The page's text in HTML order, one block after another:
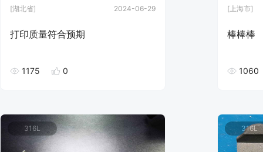
[湖北省] 2024-06-29
打印质量符合预期
1175 0
[上海市]
棒棒棒
1060
316L 316L